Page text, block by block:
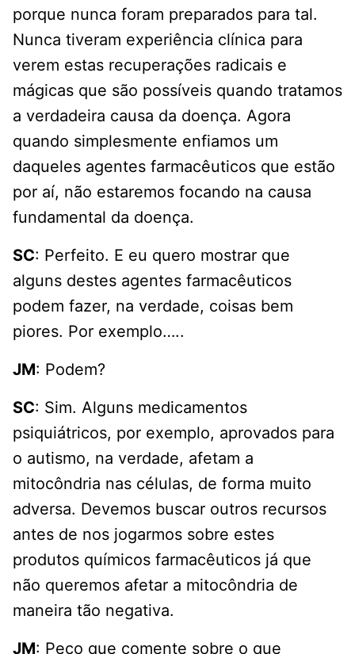
porque nunca foram preparados para tal.
Nunca tiveram experiência clínica para
verem estas recuperações radicais e
mágicas que são possíveis quando tratamos
a verdadeira causa da doença. Agora
quando simplesmente enfiamos um
daqueles agentes farmacêuticos que estão
por aí, não estaremos focando na causa
fundamental da doença.
SC: Perfeito. E eu quero mostrar que
alguns destes agentes farmacêuticos
podem fazer, na verdade, coisas bem
piores. Por exemplo…..
JM: Podem?
SC: Sim. Alguns medicamentos
psiquiátricos, por exemplo, aprovados para
o autismo, na verdade, afetam a
mitocôndria nas células, de forma muito
adversa. Devemos buscar outros recursos
antes de nos jogarmos sobre estes
produtos químicos farmacêuticos já que
não queremos afetar a mitocôndria de
maneira tão negativa.
JM: Peço que comente sobre o que